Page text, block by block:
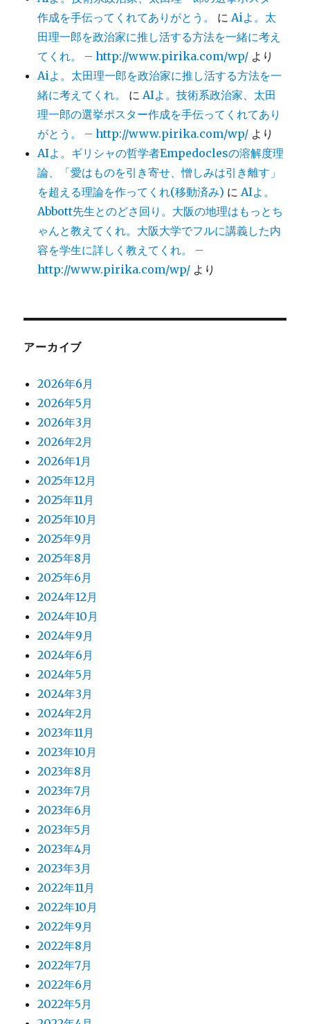
作成を手伝ってくれてありがとう。
に Aiよ。太
田理一郎を政治家に推し活する方法を一緒に考え
てくれ。 – http://www.pirika.com/wp/ より
Aiよ。太田理一郎を政治家に推し活する方法を一
緒に考えてくれ。
に AIよ。技術系政治家、太田
理一郎の選挙ポスター作成を手伝ってくれてあり
がとう。 – http://www.pirika.com/wp/ より
AIよ。ギリシャの哲学者Empedoclesの溶解度理
論、「愛はものを引き寄せ、憎しみは引き離す」
を超える理論を作ってくれ(移動済み) に AIよ。
Abbott先生とのどさ回り。大阪の地理はもっとち
ゃんと教えてくれ。大阪大学でフルに講義した内
容を学生に詳しく教えてくれ。 –
http://www.pirika.com/wp/ より
アーカイブ
2026年6月
2026年5月
2026年3月
2026年2月
2026年1月
2025年12月
2025年11月
2025年10月
2025年9月
2025年8月
2025年6月
2024年12月
2024年10月
2024年9月
2024年6月
2024年5月
2024年3月
2024年2月
2023年11月
2023年10月
2023年8月
2023年7月
2023年6月
2023年5月
2023年4月
2023年3月
2022年11月
2022年10月
2022年9月
2022年8月
2022年7月
2022年6月
2022年5月